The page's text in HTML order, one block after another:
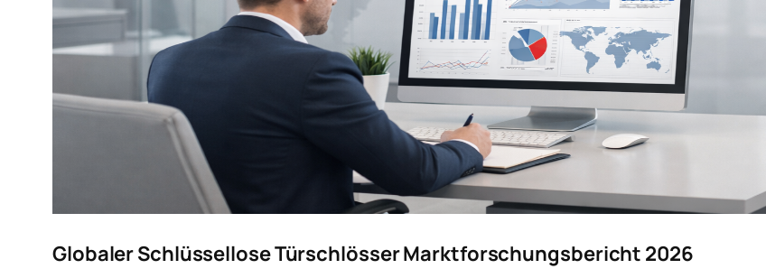
Globaler Schlüssellose Türschlösser Marktforschungsbericht 2026